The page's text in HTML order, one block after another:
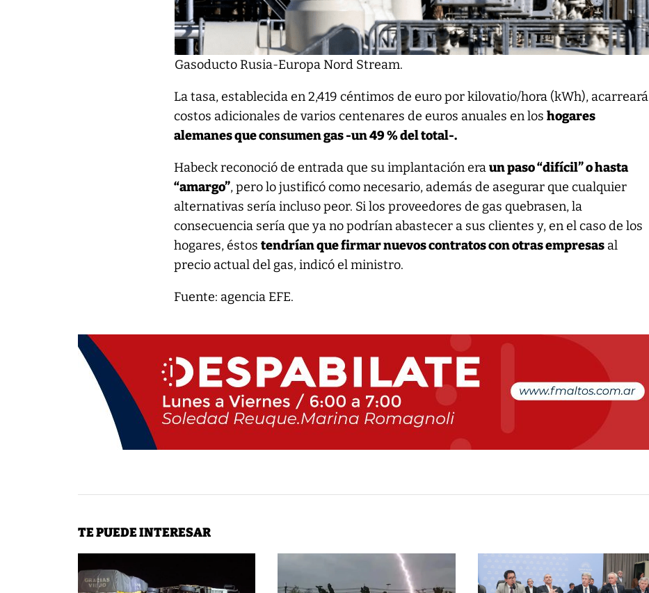
Gasoducto Rusia-Europa Nord Stream.
La tasa, establecida en 2,419 céntimos de euro por kilovatio/hora (kWh), acarreará
costos adicionales de varios centenares de euros anuales en loshogares
alemanes que consumen gas -un 49 % del total-.
Habeck reconoció de entrada que su implantación eraun paso “difícil” o hasta
“amargo”, pero lo justificó como necesario, además de asegurar que cualquier
alternativas sería incluso peor. Si los proveedores de gas quebrasen, la
consecuencia sería que ya no podrían abastecer a sus clientes y, en el caso de los
hogares, éstostendrían que firmar nuevos contratos con otras empresas al
precio actual del gas, indicó el ministro.
Fuente: agencia EFE.
TE PUEDE INTERESAR